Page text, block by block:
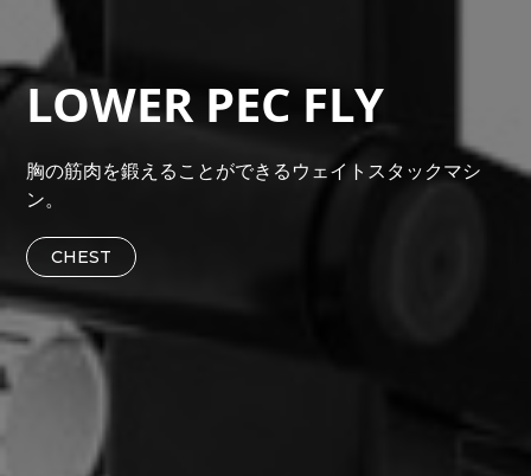
LOWER PEC FLY
胸の筋肉を鍛えることができるウェイトスタックマシ
ン。
CHEST